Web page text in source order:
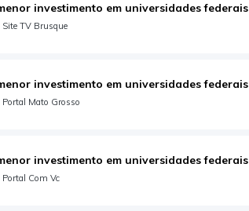
investimento em universidades federais
TV Brusque
investimento em universidades federais
Mato Grosso
investimento em universidades federais
Com Vc